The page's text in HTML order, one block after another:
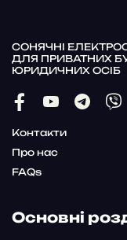
СОНЯЧНІ
ДЛЯ ПРИВАТНИХ
ЮРИДИЧНИХ ОСІБ
Контакти
Про нас
FAQs
Основні